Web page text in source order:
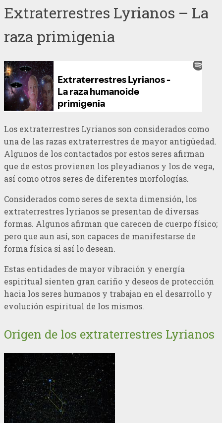
Extraterrestres Lyrianos – La
raza primigenia
Los extraterrestres Lyrianos son considerados como
una de las razas extraterrestres de mayor antigüedad.
Algunos de los contactados por estos seres afirman
que de estos provienen los pleyadianos y los de vega,
así como otros seres de diferentes morfologías.
Considerados como seres de sexta dimensión, los
extraterrestres lyrianos se presentan de diversas
formas. Algunos afirman que carecen de cuerpo físico;
pero que aun así, son capaces de manifestarse de
forma física si así lo desean.
Estas entidades de mayor vibración y energía
espiritual sienten gran cariño y deseos de protección
hacia los seres humanos y trabajan en el desarrollo y
evolución espiritual de los mismos.
Origen de los extraterrestres Lyrianos